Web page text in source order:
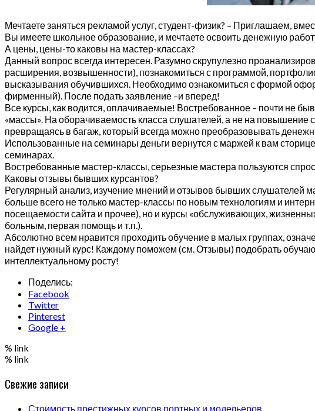
Мечтаете заняться рекламой услуг, студент-физик? – Приглашаем,
Вы имеете школьное образование, и мечтаете освоить денежную
А цены, цены-то каковы на мастер-классах?
Данный вопрос всегда интересен. Разумно скрупулезно
расширения, возвышенности), познакомиться с программой,
высказывания обучившихся. Необходимо ознакомиться с формой
фирменный). После подать заявление –и вперед!
Все курсы, как водится, оплачиваемые! Востребованное – почти не
«массы». На оборачиваемость класса слушателей, а не на повышение
превращаясь в багаж, который всегда можно преобразовывать
Использованные на семинары деньги вернутся с маржей к вам
семинарах.
Востребованные мастер-классы, серьезные мастера пользуются
Каковы отзывы бывших курсантов?
Регулярный анализ, изучение мнений и отзывов бывших слушателей
больше всего не только мастер-классы по новым технологиям и
посещаемости сайта и прочее), но и курсы «обслуживающих,
больным, первая помощь и т.п.).
Абсолютно всем нравится проходить обучение в малых группах,
найдет нужный курс! Каждому поможем (см. Отзывы) подобрать
интеллектуальному росту!
Поделись:
Facebook
Twitter
Pinterest
Google +
% link
% link
Свежие записи
Стоимость престижных курсов портных и модельеров